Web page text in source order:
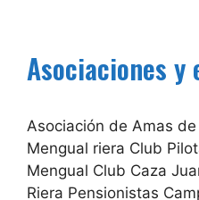
Asociaciones y
Asociación de Amas
Mengual riera Club
Mengual Club Caza
Riera Pensionistas